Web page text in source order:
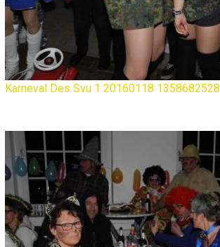
Karneval Des Svu 1 20160118 1358682528